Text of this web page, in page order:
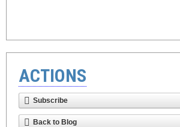
ACTIONS
Subscribe
Back to Blog